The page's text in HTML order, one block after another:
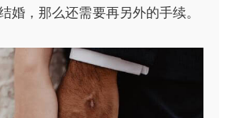
婚，那么还需要再另外的手续。